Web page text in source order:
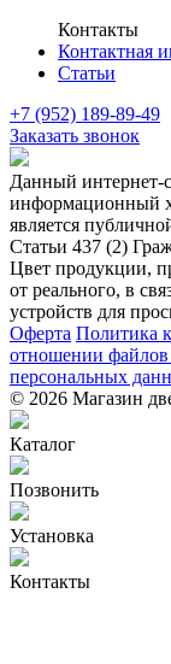
Контакты
Контактная
Статьи
+7 (952) 189-89-49
Заказать звонок
Данный интернет-
информационный
является
Статьи 437 (2)
Цвет продукции,
от реального, в
устройств для
Оферта Политика
отношении файлов
персональных
© 2026 Магазин
Каталог
Позвонить
Установка
Контакты